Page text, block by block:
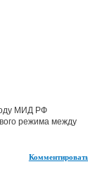
МИД РФ
режима между